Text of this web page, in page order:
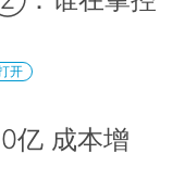
开
亿 成本增